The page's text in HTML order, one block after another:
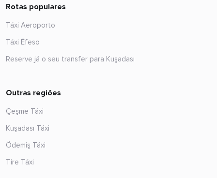
Rotas populares
Táxi Aeroporto
Táxi Éfeso
Reserve já o seu transfer para Kuşadası
Outras regiões
Çeşme Táxi
Kuşadası Táxi
Ödemiş Táxi
Tire Táxi